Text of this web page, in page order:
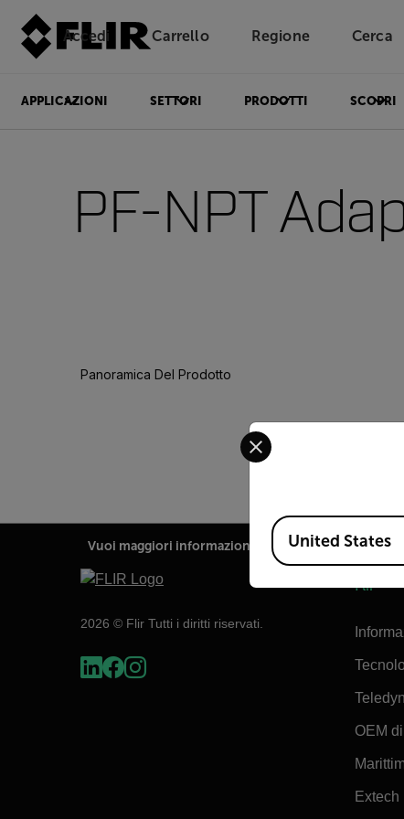
Accedi Unread messages
Carrello Regione Cerca
APPLICAZIONI SETTORI PRODOTTI SCOPRI
PF-NPT
Panoramica Del Prodotto
Vuoi maggiori informazioni su questo prodotto?
2026 © Flir Tutti i diritti riservati.
Flir
OEM
Extech
Select your preferred
Available Locations
United States